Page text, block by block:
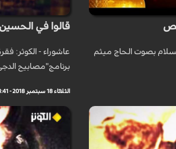
بصوت الحاج ميثم
قالوا في الحسين
عاشوراء - الكوثر:
برنامج"مصابيح
الثلاثاء 18 سبتمبر 2018 - 08:41 بتوقيت مكة